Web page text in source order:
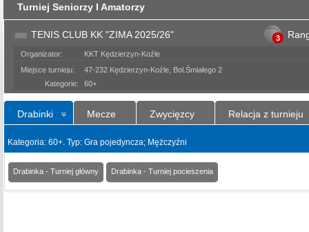
Turniej Seniorzy I Amatorzy
TENIS CLUB KK "ZIMA 2025/26" 3
Organizator:
KKT Kędzierzyn-Koźle
Miejsce turnieju:
47-232 Kędzierzyn-Koźle, Bol.Śmiałego 2
Kategorie:
60+
Drabinki Mecze Zwycięzcy Relacja z turnieju
Kategoria: 60+. Typ: Gra pojedyncza; Mężczyźni
Drabinka - Turniej główny Drabinka - Turniej pocieszenia